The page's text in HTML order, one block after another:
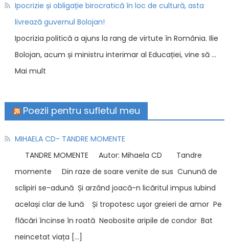
Ipocrizie și obligație birocratică în loc de cultură, asta
livrează guvernul Bolojan!
Ipocrizia politică a ajuns la rang de virtute în România. Ilie
Bolojan, acum și ministru interimar al Educației, vine să …
Mai mult
Poezii pentru sufletul meu
MIHAELA CD- TANDRE MOMENTE
TANDRE MOMENTE Autor: Mihaela CD Tandre
momente Din raze de soare venite de sus Cunună de
sclipiri se-adună Și arzând joacă-n licăritul impus Iubind
același clar de lună Și tropotesc uşor greieri de amor Pe
flăcări încinse în roată Neobosite aripile de condor Bat
neincetat viața […]